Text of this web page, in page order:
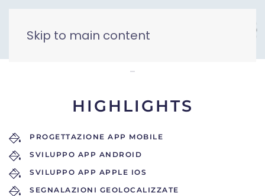
Skip to main content
HIGHLIGHTS
PROGETTAZIONE APP MOBILE
SVILUPPO APP ANDROID
SVILUPPO APP APPLE IOS
SEGNALAZIONI GEOLOCALIZZATE